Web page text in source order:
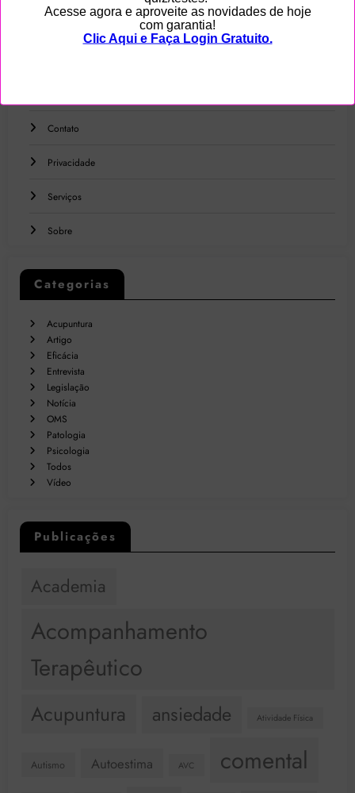
Contato
Privacidade
Serviços
Sobre
Categorias
Acupuntura
Artigo
Eficácia
Entrevista
Legislação
Notícia
OMS
Patologia
Psicologia
Todos
Vídeo
Publicações
Academia
Acompanhamento
Terapêutico
Acupuntura ansiedade Atividade Física
Autismo Autoestima AVC comental